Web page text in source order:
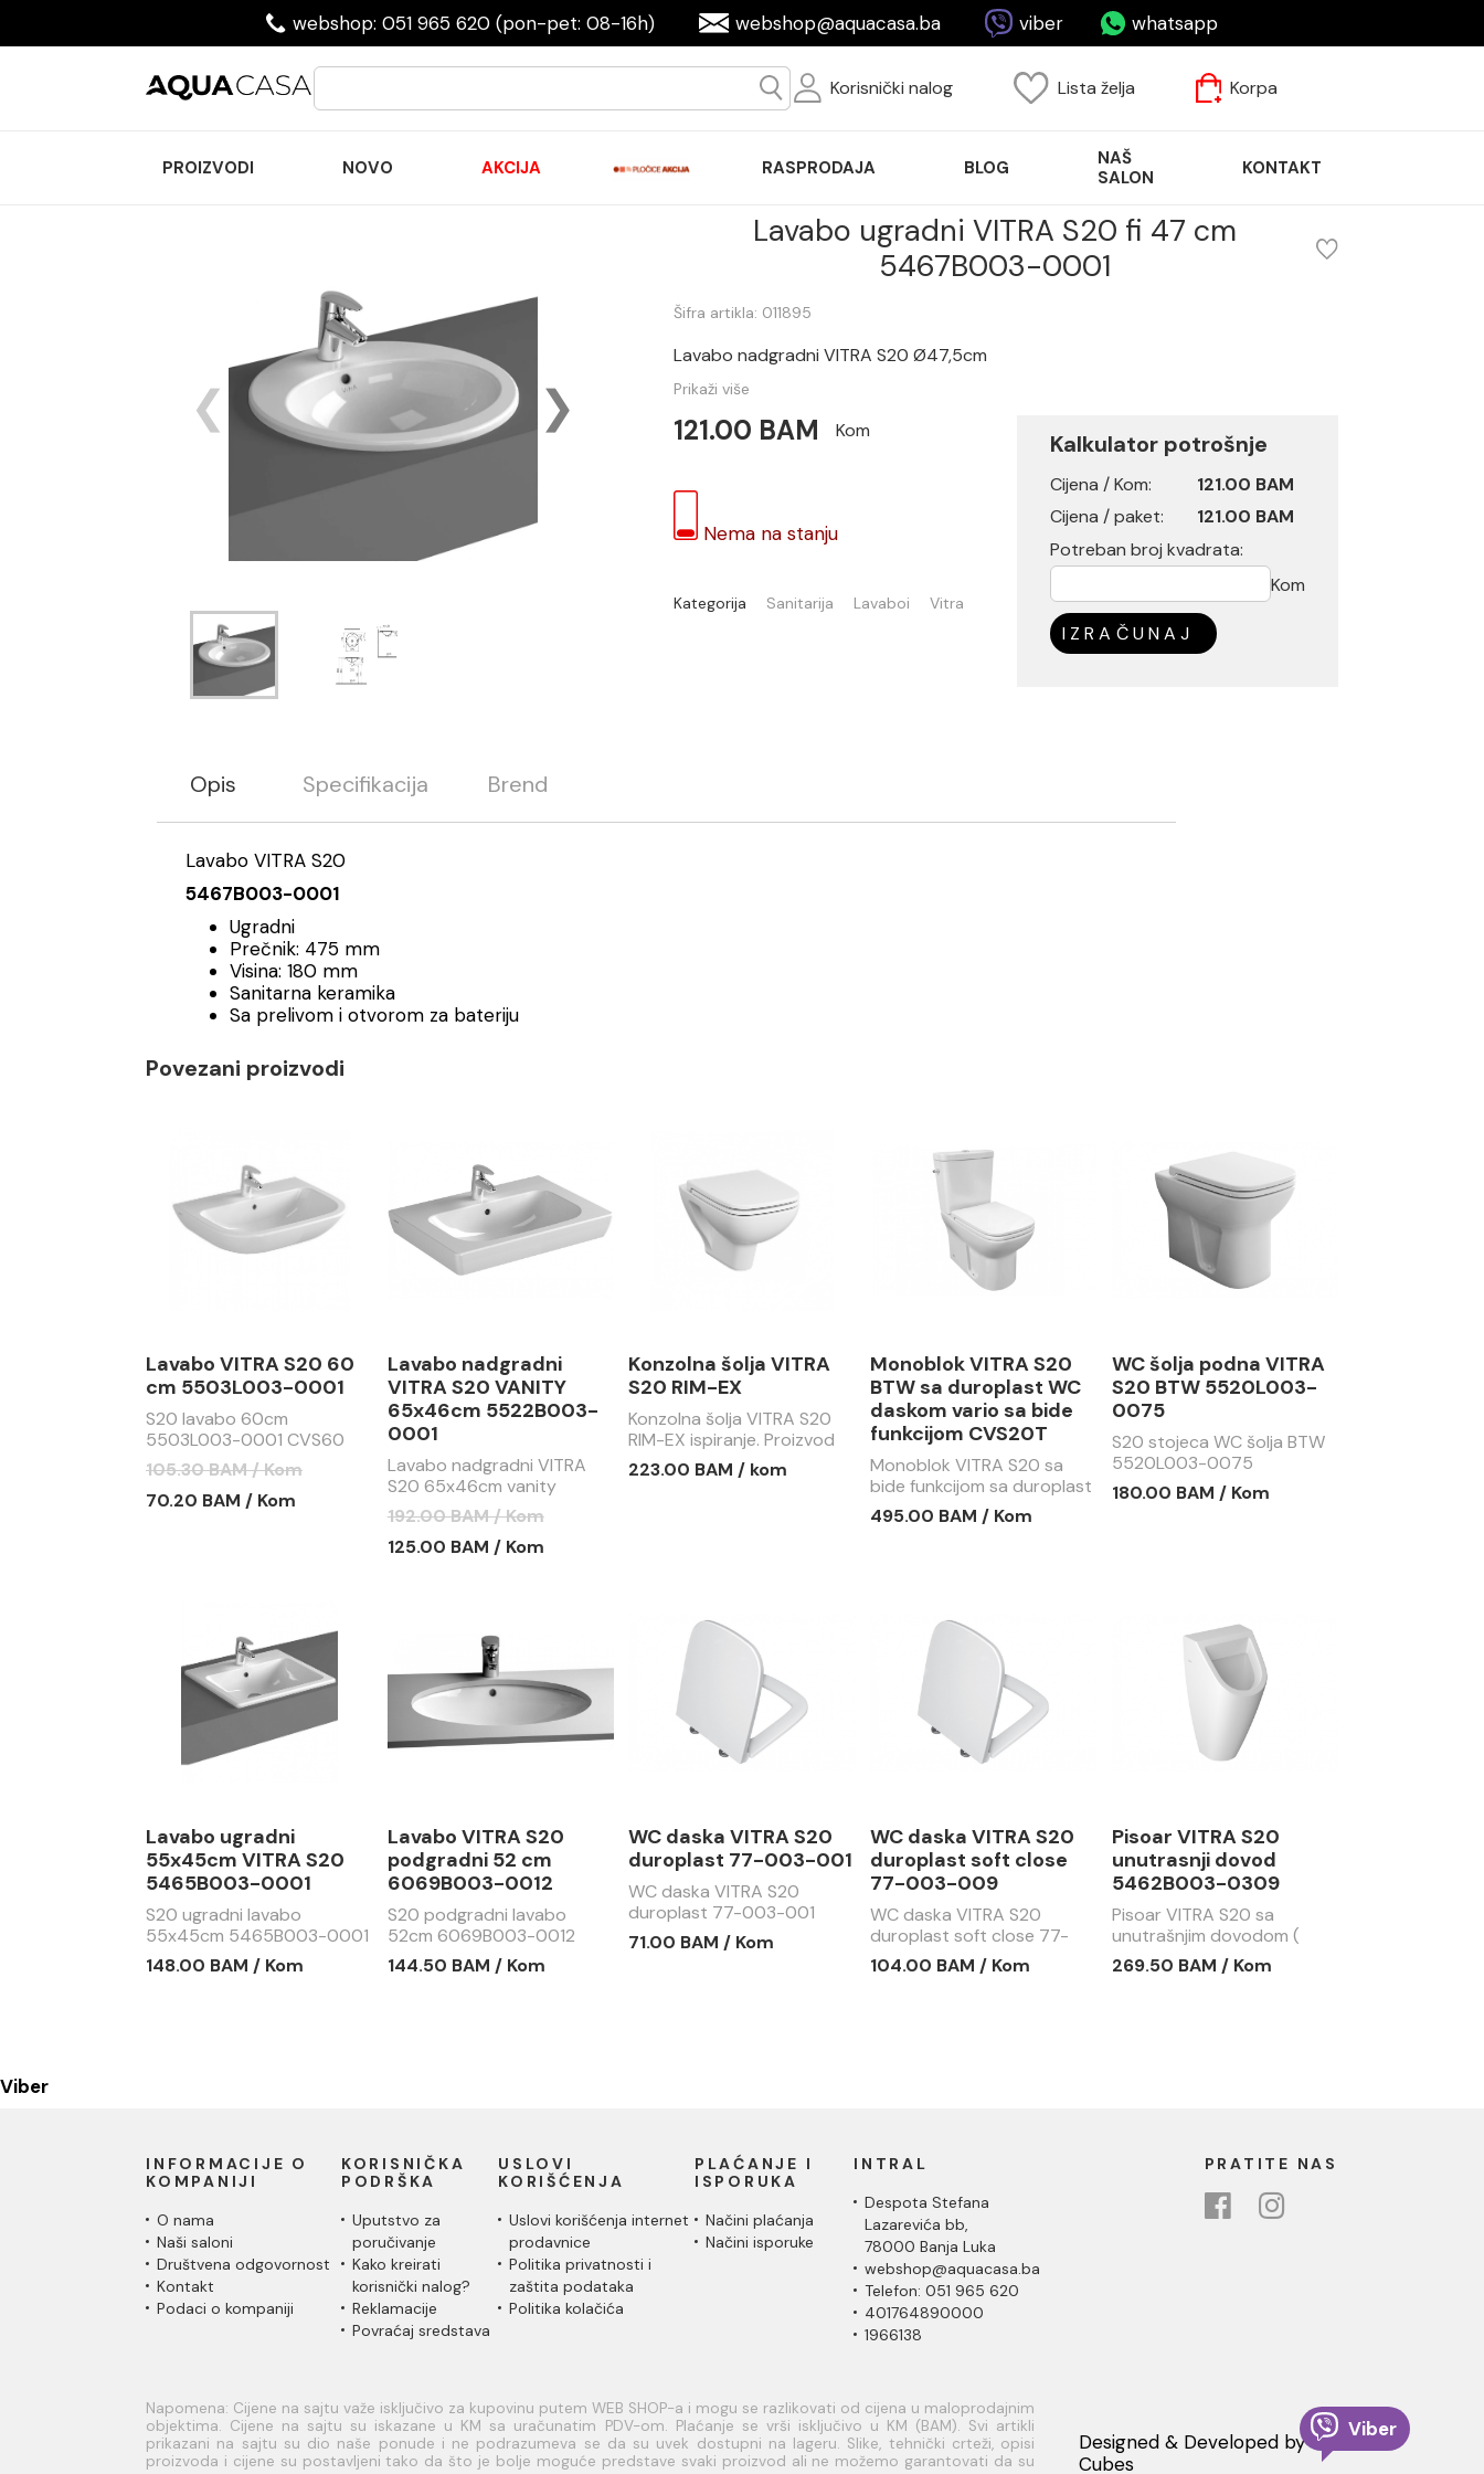
webshop: 051 965 620 (pon-pet: 08-16h) webshop@aquacasa.ba viber whatsapp
Korisnički nalog Lista želja Korpa
PROIZVODI NOVO AKCIJA RASPRODAJA BLOG
NAŠ
SALON
KONTAKT
Lavabo ugradni VITRA S20 fi 47 cm
5467B003-0001
Šifra artikla: 011895
Lavabo nadgradni VITRA S20 Ø47,5cm
Prikaži više
121.00 BAM Kom
Nema na stanju
Kategorija Sanitarija Lavaboi Vitra
Kalkulator potrošnje
Cijena / Kom:
121.00 BAM
Cijena / paket:
121.00 BAM
Potreban broj kvadrata:
Kom
IZRAČUNAJ
Opis Specifikacija Brend
Lavabo VITRA S20
5467B003-0001
Ugradni
Prečnik: 475 mm
Visina: 180 mm
Sanitarna keramika
Sa prelivom i otvorom za bateriju
Povezani proizvodi
Lavabo VITRA S20 60
cm 5503L003-0001
S20 lavabo 60cm
5503L003-0001 CVS60
105.30 BAM / Kom
70.20 BAM / Kom
Lavabo nadgradni
VITRA S20 VANITY
65x46cm 5522B003-
0001
Lavabo nadgradni VITRA
S20 65x46cm vanity
192.00 BAM / Kom
125.00 BAM / Kom
Konzolna šolja VITRA
S20 RIM-EX
Konzolna šolja VITRA S20
RIM-EX ispiranje. Proizvod
se prodaje bez WC daske.
223.00 BAM / kom
Monoblok VITRA S20
BTW sa duroplast WC
daskom vario sa bide
funkcijom CVS20T
Monoblok VITRA S20 sa
bide funkcijom sa duroplast
wc daskom vario BTW
495.00 BAM / Kom
WC šolja podna VITRA
S20 BTW 5520L003-
0075
S20 stojeca WC šolja BTW
5520L003-0075
180.00 BAM / Kom
Lavabo ugradni
55x45cm VITRA S20
5465B003-0001
S20 ugradni lavabo
55x45cm 5465B003-0001
148.00 BAM / Kom
Lavabo VITRA S20
podgradni 52 cm
6069B003-0012
S20 podgradni lavabo
52cm 6069B003-0012
144.50 BAM / Kom
WC daska VITRA S20
duroplast 77-003-001
WC daska VITRA S20
duroplast 77-003-001
71.00 BAM / Kom
WC daska VITRA S20
duroplast soft close
77-003-009
WC daska VITRA S20
duroplast soft close 77-
003-009
104.00 BAM / Kom
Pisoar VITRA S20
unutrasnji dovod
5462B003-0309
Pisoar VITRA S20 sa
unutrašnjim dovodom (
komplet set )
269.50 BAM / Kom
Viber
Viber
INFORMACIJE O
KOMPANIJI
O nama
Naši saloni
Društvena odgovornost
Kontakt
Podaci o kompaniji
KORISNIČKA
PODRŠKA
Uputstvo za
poručivanje
Kako kreirati
korisnički nalog?
Reklamacije
Povraćaj sredstava
USLOVI
KORIŠĆENJA
Uslovi korišćenja internet
prodavnice
Politika privatnosti i
zaštita podataka
Politika kolačića
PLAĆANJE I
ISPORUKA
Načini plaćanja
Načini isporuke
INTRAL
Despota Stefana
Lazarevića bb,
78000 Banja Luka
webshop@aquacasa.ba
Telefon: 051 965 620
401764890000
1966138
PRATITE NAS
Napomena: Cijene na sajtu važe isključivo za kupovinu putem WEB SHOP-a i mogu se razlikovati od cijena u maloprodajnim
objektima. Cijene na sajtu su iskazane u KM sa uračunatim PDV-om. Plaćanje se vrši isključivo u KM (BAM). Svi artikli
prikazani na sajtu su dio naše ponude i ne podrazumeva se da su uvek dostupni na lageru. Slike, tehnički crteži, opisi
proizvoda i cijene su postavljeni tako da što je bolje moguće predstave svaki proizvod ali ne možemo garantovati da su
Designed & Developed by
Cubes